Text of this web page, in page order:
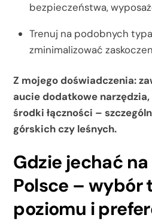
bezpieczeństwa,
Trenuj na podobnych
zminimalizować
Z mojego doświadczenia:
aucie dodatkowe narzędzia,
środki łączności –
górskich czy leśnych.
Gdzie jechać
Polsce – wybór
poziomu i